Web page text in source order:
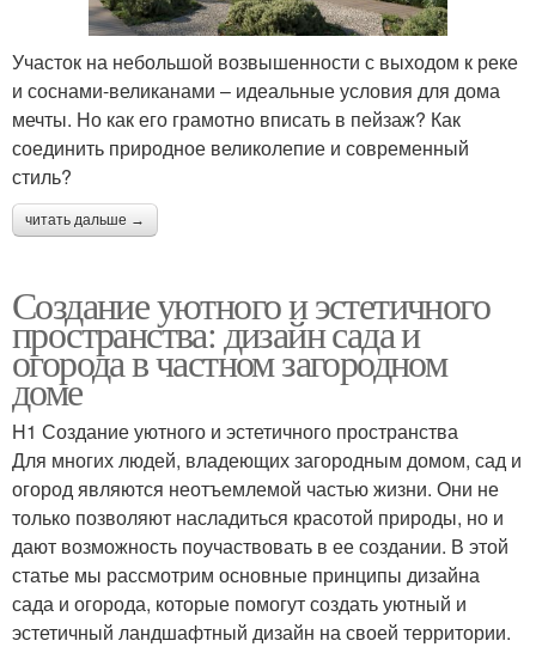
Участок на небольшой возвышенности с выходом к реке
и соснами-великанами – идеальные условия для дома
мечты. Но как его грамотно вписать в пейзаж? Как
соединить природное великолепие и современный
стиль?
читать дальше →
Создание уютного и эстетичного
пространства: дизайн сада и
огорода в частном загородном
доме
H1 Создание уютного и эстетичного пространства
Для многих людей, владеющих загородным домом, сад и
огород являются неотъемлемой частью жизни. Они не
только позволяют насладиться красотой природы, но и
дают возможность поучаствовать в ее создании. В этой
статье мы рассмотрим основные принципы дизайна
сада и огорода, которые помогут создать уютный и
эстетичный ландшафтный дизайн на своей территории.